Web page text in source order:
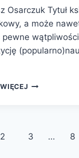
Osarczuk Tytuł
a może
pewne
ŻYCIE
2 3 … 8